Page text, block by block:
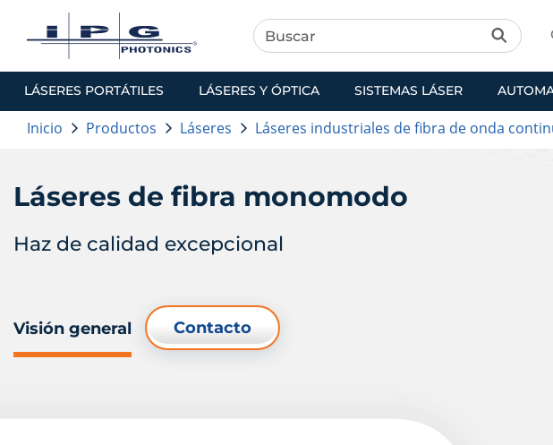
LÁSERES PORTÁTILES LÁSERES Y ÓPTICA SISTEMAS LÁSER
Inicio Productos Láseres Láseres industriales de fibra de onda
Láseres de fibra monomodo
Haz de calidad excepcional
Visión general Contacto